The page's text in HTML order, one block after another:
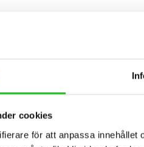
cookies
för att anpassa
BESKRIVNING